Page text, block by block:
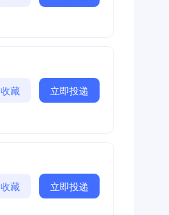
收藏 立即投递
收藏 立即投递